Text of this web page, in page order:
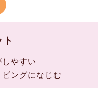
ト
やすい
ングになじむ